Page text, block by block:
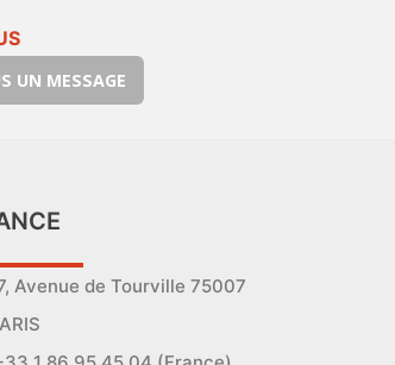
UN MESSAGE
Avenue de Tourville 75007